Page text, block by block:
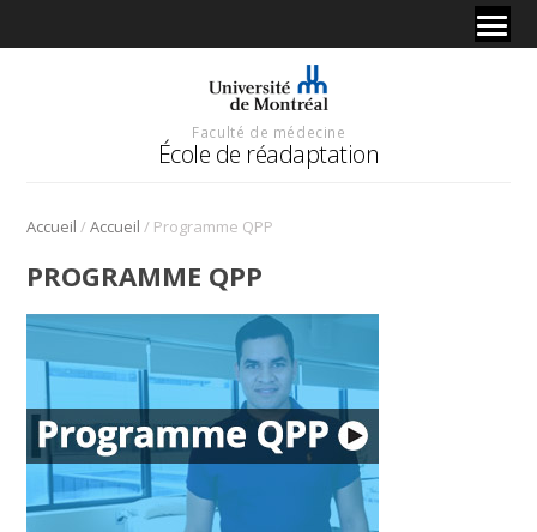
Faculté de médecine
École de réadaptation
Accueil /Accueil / Programme QPP
PROGRAMME QPP